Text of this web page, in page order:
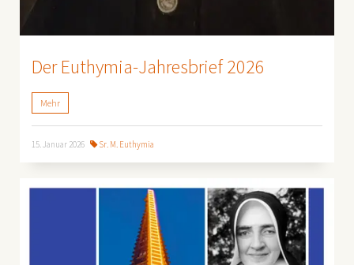
Der Euthymia-Jahresbrief 2026
Mehr
15. Januar 2026 Sr. M. Euthymia